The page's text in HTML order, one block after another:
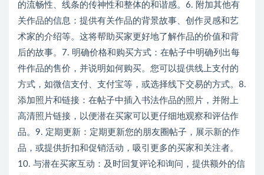
的流畅性、线条的传神性和整体的和谐感。6. 附加其他有
关作品的信息：提供有关作品的背景故事、创作灵感和艺
术家的介绍等。这将帮助买家更好地了解作品的价值和背
后的故事。7. 明确价格和购买方式：在帖子中明确列出每
件作品的售价，并说明如何购买。您可以提供线上支付的
方式，如微信支付、支付宝等，或选择线下交易的方式。8.
添加照片和链接：在帖子中插入书法作品的照片，并附上
高清照片链接，以便潜在买家可以更仔细地观察和评估作
品。9. 定期更新：定期更新您的朋友圈帖子，展示新的作
品，或提供折扣和促销活动，吸引更多的买家和关注者。
10. 与潜在买家互动：及时回复评论和询问，提供额外的信